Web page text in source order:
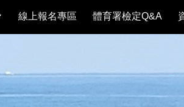
線上報名專區 體育署檢定Q&A